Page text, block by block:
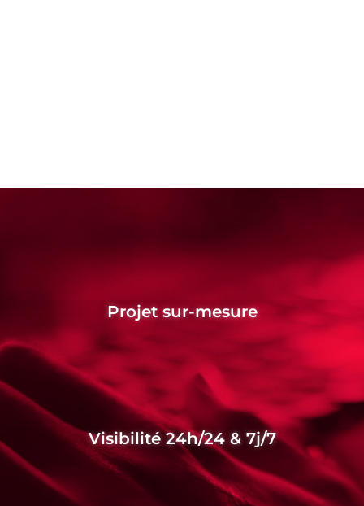
Projet sur-mesure
Visibilité 24h/24 & 7j/7